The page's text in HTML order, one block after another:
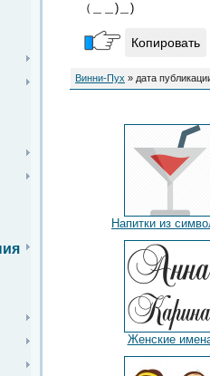
（＿＿)＿)
Копировать
Винни-Пух » дата
Напитки из
Женские